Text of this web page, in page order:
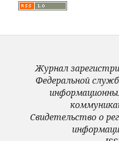
Журнал
Федеральной
Свидетельство о